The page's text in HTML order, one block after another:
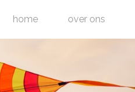
home over ons